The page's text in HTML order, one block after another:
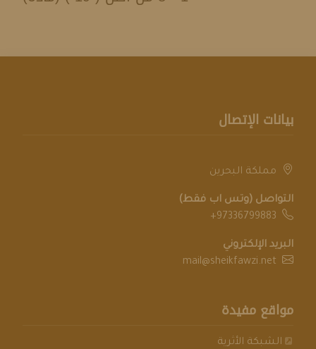
بيانات الإتصال
مملكة البحرين
التواصل (وتس اب فقط)
+97336799883
البريد الإلكتروني
mail@sheikfawzi.net
مواقع مفيدة
الشبكة الأثرية